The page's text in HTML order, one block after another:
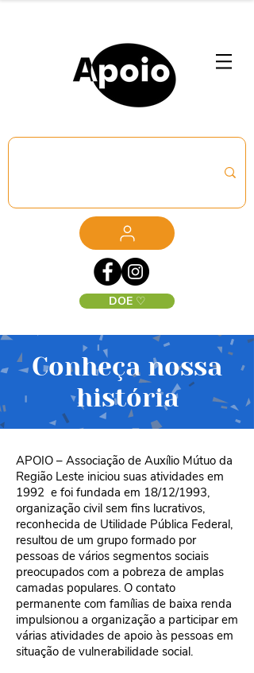
DOE ♡
Conheça nossa
história
APOIO – Associação de Auxílio Mútuo da
Região Leste iniciou suas atividades em
1992 e foi fundada em 18/12/1993,
organização civil sem fins lucrativos,
reconhecida de Utilidade Pública Federal,
resultou de um grupo formado por
pessoas de vários segmentos sociais
preocupados com a pobreza de amplas
camadas populares. O contato
permanente com famílias de baixa renda
impulsionou a organização a participar em
várias atividades de apoio às pessoas em
situação de vulnerabilidade social.